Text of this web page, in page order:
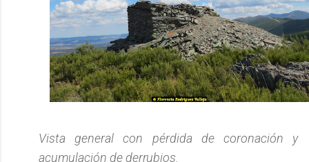
Vista general con pérdida de coronación y
acumulación dederrubios.